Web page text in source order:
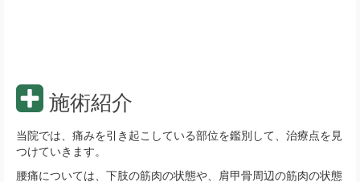
施術紹介
当院では、痛みを引き起こしている部位を鑑別して、治療点を見
つけていきます。
腰痛については、下肢の筋肉の状態や、肩甲骨周辺の筋肉の状態